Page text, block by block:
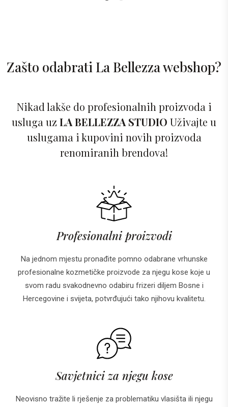
Zašto odabrati La Bellezza webshop?
Nikad lakše do profesionalnih proizvoda i
usluga uz LA BELLEZZA STUDIO Uživajte u
uslugama i kupovini novih proizvoda
renomiranih brendova!
Profesionalni proizvodi
Na jednom mjestu pronađite pomno odabrane vrhunske
profesionalne kozmetičke proizvode za njegu kose koje u
svom radu svakodnevno odabiru frizeri diljem Bosne i
Hercegovine i svijeta, potvrđujući tako njihovu kvalitetu.
Savjetnici za njegu kose
Neovisno tražite li rješenje za problematiku vlasišta ili njegu